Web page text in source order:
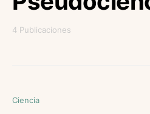
4 Publicaciones
Ciencia